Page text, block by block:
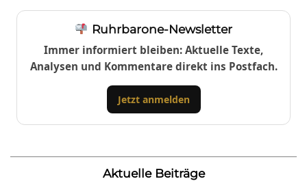
Ruhrbarone-Newsletter
Immer informiert bleiben: Aktuelle Texte,
Analysen und Kommentare direkt ins Postfach.
Jetzt anmelden
Aktuelle Beiträge